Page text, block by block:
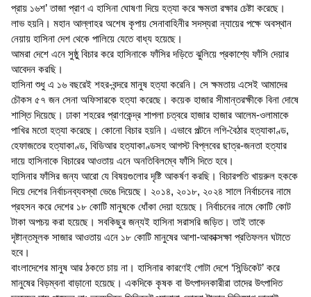
প্রায় ১৬শ’ তাজা প্রাণ এ হাসিনা ঘোষণা দিয়ে হত্যা করে ক্ষমতা রক্ষার চেষ্টা করেছে।
লাভ হয়নি। মহান আল্লাহর অশেষ কৃপায় সেনাবাহিনীর সদস্যরা ন্যায়ের পক্ষে অবস্থান
নেয়ায় হাসিনা দেশ থেকে পালিয়ে যেতে বাধ্য হয়েছে।
আমরা দেশে এনে সুষ্ঠু বিচার করে হাসিনাকে ফাঁসির দড়িতে ঝুলিয়ে প্রকাশ্যে ফাঁসি দেয়ার
আবেদন করছি।
হাসিনা শুধু এ ১৬ বছরেই শহর-বন্দরে মানুষ হত্যা করেনি। সে ক্ষমতায় এসেই আমাদের
চৌকস ৫৭ জন সেনা অফিসারকে হত্যা করেছে। কয়েক হাজার সীমান্তরক্ষীকে বিনা দোষে
শাস্তি দিয়েছে। ঢাকা শহরের প্রাণকেন্দ্র শাপলা চত্বরে হাজার হাজার আলেম-ওলামাকে
পাখির মতো হত্যা করেছে। কোনো বিচার হয়নি। এভাবে পল্টনে লগি-বৈঠার হত্যাকাণ্ড,
হেফাজতের হত্যাকাণ্ড, বিডিআর হত্যাকাণ্ডসহ আগস্ট বিপ্লবের ছাত্র-জনতা হত্যার
দায়ে হাসিনাকে বিচারের আওতায় এনে অনতিবিলম্বে ফাঁসি দিতে হবে।
হাসিনার ফাঁসির জন্য আরো যে বিষয়গুলোর দৃষ্টি আকর্ষণ করছি। বিচারপতি খায়রুল হককে
দিয়ে দেশের নির্বাচনব্যবস্থা ভেঙে দিয়েছে। ২০১৪, ২০১৮, ২০২৪ সালে নির্বাচনের নামে
প্রহসন করে দেশের ১৮ কোটি মানুষকে ধোঁকা দেয়া হয়েছে। নির্বাচনের নামে কোটি কোট
টাকা অপচয় করা হয়েছে। সবকিছুর জন্যই হাসিনা সরাসরি জড়িত। তাই তাকে
দৃষ্টান্তমূলক সাজার আওতায় এনে ১৮ কোটি মানুষের আশা-আকাক্সক্ষা প্রতিফলন ঘটাতে
হবে।
বাংলাদেশের মানুষ আর ঠকতে চায় না। হাসিনার কারণেই গোটা দেশে ‘সিন্ডিকেট’ করে
মানুষের বিড়ম্বনা বাড়ানো হয়েছে। একদিকে কৃষক বা উৎপাদনকারীরা তাদের উৎপাদিত